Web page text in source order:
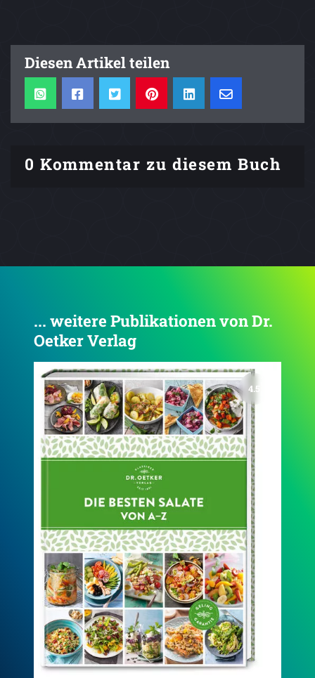
Diesen Artikel teilen
0 Kommentar zu diesem Buch
... weitere Publikationen von Dr.
Oetker Verlag
4.4